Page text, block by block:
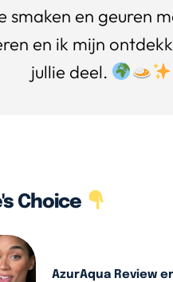
smaken en geuren
en ik mijn
jullie deel.
Choice
AzurAqua Review